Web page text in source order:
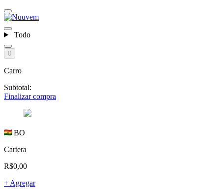
Todo
0
Carro
Subtotal:
Finalizar compra
BO
Cartera
R$0,00
+ Agregar